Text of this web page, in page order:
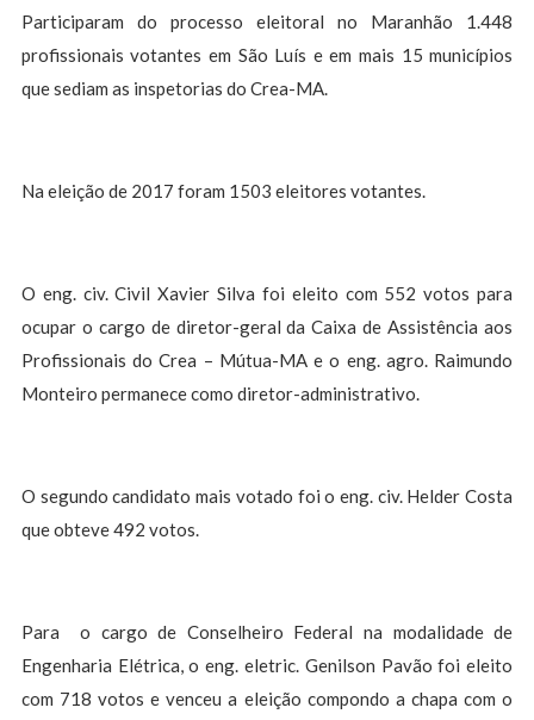
Participaram do processo eleitoral no Maranhão 1.448
profissionais votantes em São Luís e em mais 15 municípios
que sediam as inspetorias do Crea-MA.
Na eleição de 2017 foram 1503 eleitores votantes.
O eng. civ. Civil Xavier Silva foi eleito com 552 votos para
ocupar o cargo de diretor-geral da Caixa de Assistência aos
Profissionais do Crea – Mútua-MA e o eng. agro. Raimundo
Monteiro permanece como diretor-administrativo.
O segundo candidato mais votado foi o eng. civ. Helder Costa
que obteve 492 votos.
Para o cargo de Conselheiro Federal na modalidade de
Engenharia Elétrica, o eng. eletric. Genilson Pavão foi eleito
com 718 votos e venceu a eleição compondo a chapa com o